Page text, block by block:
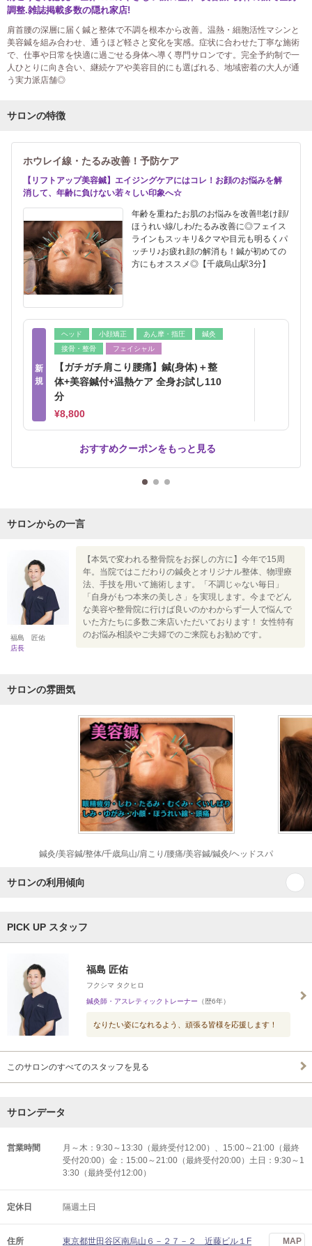
調整.雑誌掲載多数の隠れ家店!
肩首腰の深層に届く鍼と整体で不調を根本から改善。温熱・細胞活性マシンと
美容鍼を組み合わせ、通うほど軽さと変化を実感。症状に合わせた丁寧な施術
で、仕事や日常を快適に過ごせる身体へ導く専門サロンです。完全予約制で一
人ひとりに向き合い、継続ケアや美容目的にも選ばれる、地域密着の大人が通
う実力派店舗◎
サロンの特徴
ホウレイ線・たるみ改善！予防ケア
【リフトアップ美容鍼】エイジングケアにはコレ！お顔のお悩みを解
消して、年齢に負けない若々しい印象へ☆
年齢を重ねたお肌のお悩みを改善!!老け顔/
ほうれい線/しわ/たるみ改善に◎フェイス
ラインもスッキリ&クマや目元も明るくパ
ッチリ♪お疲れ顔の解消も！鍼が初めての
方にもオススメ◎【千歳烏山駅3分】
新
規
ヘッド 小顔矯正 あん摩・指圧
鍼灸
接骨・整骨
フェイシャル
【ガチガチ肩こり腰痛】鍼(身体)＋整
体+美容鍼付+温熱ケア 全身お試し110
分
¥8,800
おすすめクーポンをもっと見る
サロンからの一言
福島 匠佑
店長
【本気で変われる整骨院をお探しの方に】今年で15周
年。当院ではこだわりの鍼灸とオリジナル整体、物理療
法、手技を用いて施術します。「不調じゃない毎日」
「自身がもつ本来の美しさ」を実現します。今までどん
な美容や整骨院に行けば良いのかわからず一人で悩んで
いた方たちに多数ご来店いただいております！ 女性特有
のお悩み相談やご夫婦でのご来院もお勧めです。
サロンの雰囲気
鍼灸/美容鍼/整体/千歳烏山/肩こり/腰痛/美容鍼/鍼灸/ヘッドスパ
サロンの利用傾向
PICK UP スタッフ
福島 匠佑
フクシマ タクヒロ
鍼灸師・アスレティックトレーナー （歴6年）
なりたい姿になれるよう、頑張る皆様を応援します！
このサロンのすべてのスタッフを見る
サロンデータ
営業時間
月～木：9:30～13:30（最終受付12:00）、15:00～21:00（最終
受付20:00）金：15:00～21:00（最終受付20:00）土日：9:30～1
3:30（最終受付12:00）
定休日 隔週土日
住所 東京都世田谷区南烏山６－２７－２ 近藤ビル１F MAP